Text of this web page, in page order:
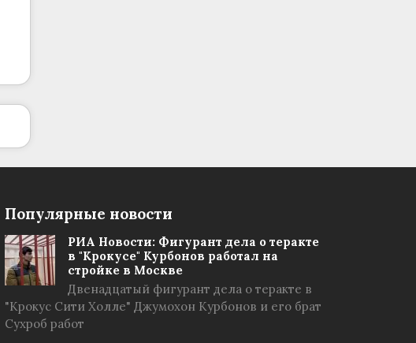
Популярные новости
РИА Новости: Фигурант дела о теракте
в "Крокусе" Курбонов работал на
стройке в Москве
Двенадцатый фигурант дела о теракте в
"Крокус Сити Холле" Джумохон Курбонов и его брат
Сухроб работ